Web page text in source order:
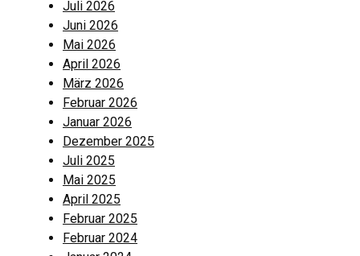
Juli 2026
Juni 2026
Mai 2026
April 2026
März 2026
Februar 2026
Januar 2026
Dezember 2025
Juli 2025
Mai 2025
April 2025
Februar 2025
Februar 2024